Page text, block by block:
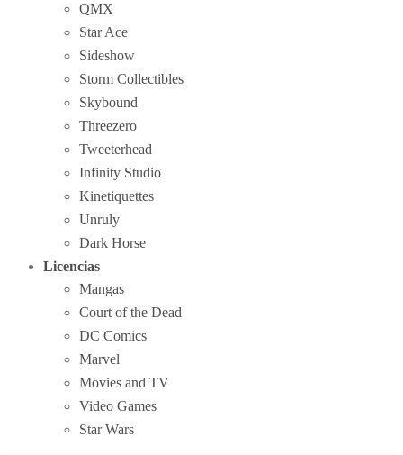
QMX
Star Ace
Sideshow
Storm Collectibles
Skybound
Threezero
Tweeterhead
Infinity Studio
Kinetiquettes
Unruly
Dark Horse
Licencias
Mangas
Court of the Dead
DC Comics
Marvel
Movies and TV
Video Games
Star Wars